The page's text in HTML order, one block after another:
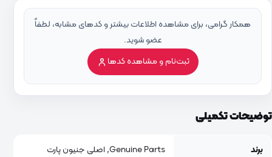
همکار گرامی، برای مشاهده اطلاعات بیشتر و کدهای مشابه، لطفاً
عضو شوید.
ثبت‌نام و مشاهده کدها
توضیحات تکمیلی
برند Genuine Parts, اصلی جنیون پارت